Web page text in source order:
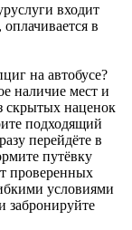
входит
в
на автобусе?
наличие мест и
скрытых наценок
подходящий
перейдёте в
путёвку
проверенных
условиями
забронируйте